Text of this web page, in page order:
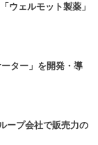
ウェルモット製薬」
ター」を開発・導
ープ会社で販売力の